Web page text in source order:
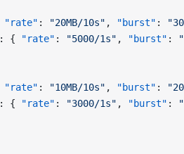
"rate" : "20MB/10s" , "burst" :
: { "rate" : "5000/1s" , "burst" :
"rate" : "10MB/10s" , "burst" :
: { "rate" : "3000/1s" , "burst" :